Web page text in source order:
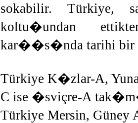
sokabilir. Türkiye,
koltu�undan
kar��s�nda tarihi bir
Türkiye K�zlar-A,
C ise �sviçre-A
Türkiye Mersin,